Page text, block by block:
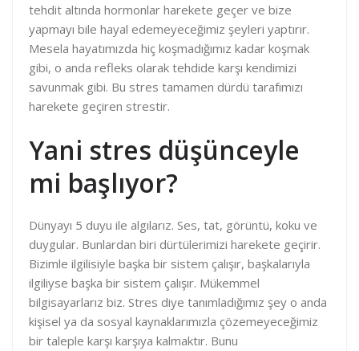
tehdit altında hormonlar harekete geçer ve bize
yapmayı bile hayal edemeyeceğimiz şeyleri yaptırır.
Mesela hayatımızda hiç koşmadığımız kadar koşmak
gibi, o anda refleks olarak tehdide karşı kendimizi
savunmak gibi. Bu stres tamamen dürdü tarafımızı
harekete geçiren strestir.
Yani stres düşünceyle
mi başlıyor?
Dünyayı 5 duyu ile algılarız. Ses, tat, görüntü, koku ve
duygular. Bunlardan biri dürtülerimizi harekete geçirir.
Bizimle ilgilisiyle başka bir sistem çalışır, başkalarıyla
ilgiliyse başka bir sistem çalışır. Mükemmel
bilgisayarlarız biz. Stres diye tanımladığımız şey o anda
kişisel ya da sosyal kaynaklarımızla çözemeyeceğimiz
bir taleple karşı karşıya kalmaktır. Bunu